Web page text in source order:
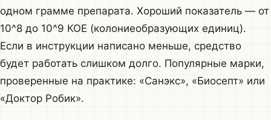
одном грамме препарата. Хороший показатель — от
10^8 до 10^9 КОЕ (колониеобразующих единиц).
Если в инструкции написано меньше, средство
будет работать слишком долго. Популярные марки,
проверенные на практике: «Санэкс», «Биосепт» или
«Доктор Робик».